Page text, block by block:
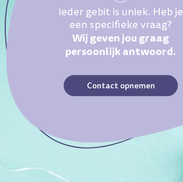
Ieder gebit is uniek. Heb je
een specifieke vraag?
Wij geven jou graag
persoonlijk antwoord.
Contact opnemen